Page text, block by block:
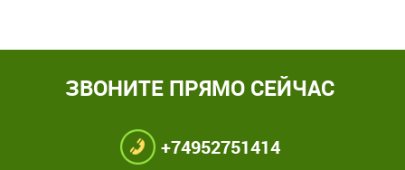
ЗВОНИТЕ ПРЯМО СЕЙЧАС
+74952751414